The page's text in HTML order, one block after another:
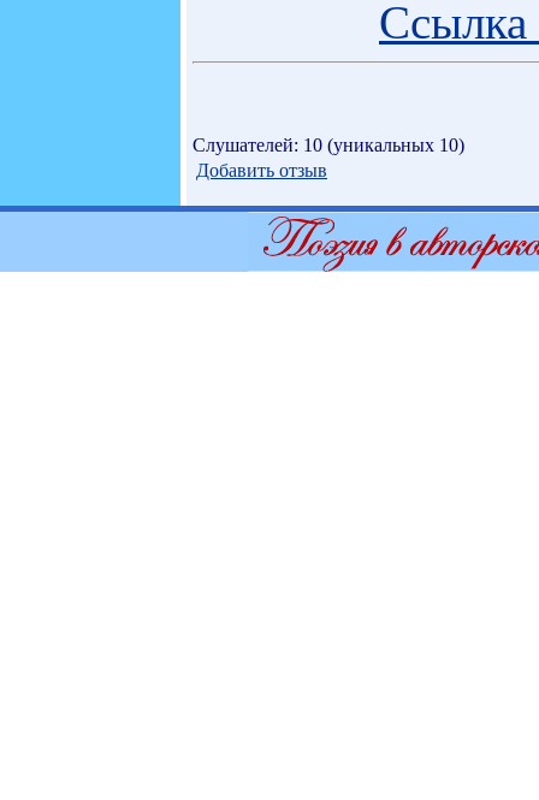
Ссылка
Слушателей: 10 (уникальных 10)
Добавить отзыв